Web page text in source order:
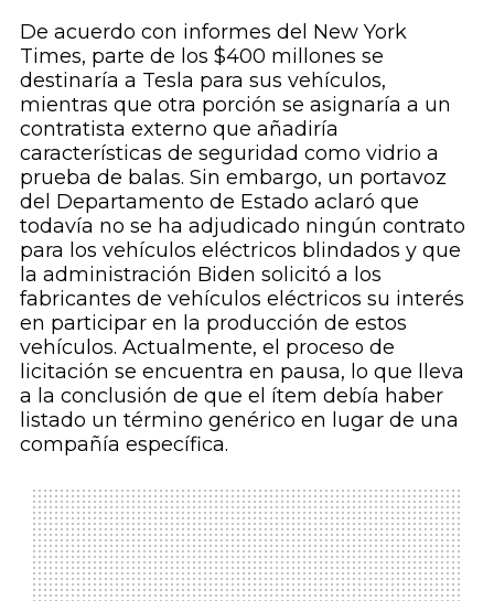
De acuerdo con informes del New York
Times, parte de los $400 millones se
destinaría a Tesla para sus vehículos,
mientras que otra porción se asignaría a un
contratista externo que añadiría
características de seguridad como vidrio a
prueba de balas. Sin embargo, un portavoz
del Departamento de Estado aclaró que
todavía no se ha adjudicado ningún contrato
para los vehículos eléctricos blindados y que
la administración Biden solicitó a los
fabricantes de vehículos eléctricos su interés
en participar en la producción de estos
vehículos. Actualmente, el proceso de
licitación se encuentra en pausa, lo que lleva
a la conclusión de que el ítem debía haber
listado un término genérico en lugar de una
compañía específica.